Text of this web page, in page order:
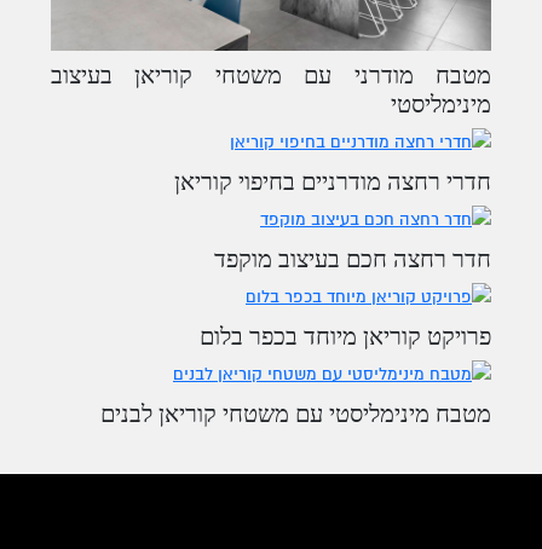
מטבח מודרני עם משטחי קוריאן בעיצוב
מינימליסטי
חדרי רחצה מודרניים בחיפוי קוריאן
חדר רחצה חכם בעיצוב מוקפד
פרויקט קוריאן מיוחד בכפר בלום
מטבח מינימליסטי עם משטחי קוריאן לבנים